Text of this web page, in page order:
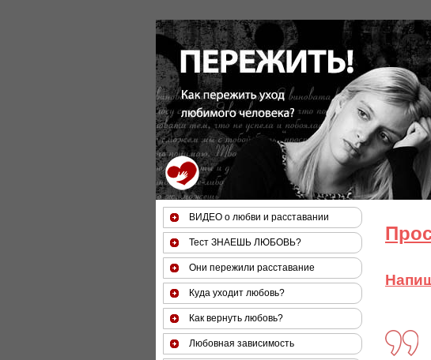
За 50 минут Вы можете оценить
ВИДЕО о любви и расставании
Тест ЗНАЕШЬ ЛЮБОВЬ?
Они пережили расставание
Куда уходит любовь?
Как вернуть любовь?
Любовная зависимость